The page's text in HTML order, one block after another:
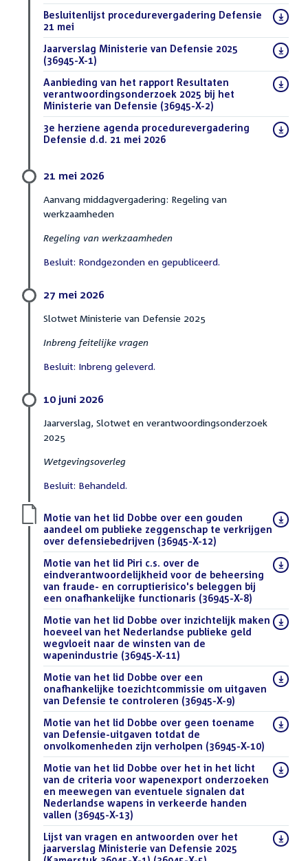
Download
bestand:
Besluitenlijst procedurevergadering Defensie
21 mei
Download
bestand:
Jaarverslag Ministerie van Defensie 2025
(36945-X-1)
Download
bestand:
Aanbieding van het rapport Resultaten
verantwoordingsonderzoek 2025 bij het
Ministerie van Defensie (36945-X-2)
Download
bestand:
3e herziene agenda procedurevergadering
Defensie d.d. 21 mei 2026
21 mei 2026
Aanvang middagvergadering: Regeling van
werkzaamheden
Regeling van werkzaamheden
Besluit: Rondgezonden en gepubliceerd.
27 mei 2026
Slotwet Ministerie van Defensie 2025
Inbreng feitelijke vragen
Besluit: Inbreng geleverd.
10 juni 2026
Jaarverslag, Slotwet en verantwoordingsonderzoek
2025
Wetgevingsoverleg
Besluit: Behandeld.
Download
bestand:
Motie van het lid Dobbe over een gouden
aandeel om publieke zeggenschap te verkrijgen
over defensiebedrijven (36945-X-12)
Download
bestand:
Motie van het lid Piri c.s. over de
eindverantwoordelijkheid voor de beheersing
van fraude- en corruptierisico's beleggen bij
een onafhankelijke functionaris (36945-X-8)
Download
bestand:
Motie van het lid Dobbe over inzichtelijk maken
hoeveel van het Nederlandse publieke geld
wegvloeit naar de winsten van de
wapenindustrie (36945-X-11)
Download
bestand:
Motie van het lid Dobbe over een
onafhankelijke toezichtcommissie om uitgaven
van Defensie te controleren (36945-X-9)
Download
bestand:
Motie van het lid Dobbe over geen toename
van Defensie-uitgaven totdat de
onvolkomenheden zijn verholpen (36945-X-10)
Download
bestand:
Motie van het lid Dobbe over het in het licht
van de criteria voor wapenexport onderzoeken
en meewegen van eventuele signalen dat
Nederlandse wapens in verkeerde handen
vallen (36945-X-13)
Download
bestand:
Lijst van vragen en antwoorden over het
jaarverslag Ministerie van Defensie 2025